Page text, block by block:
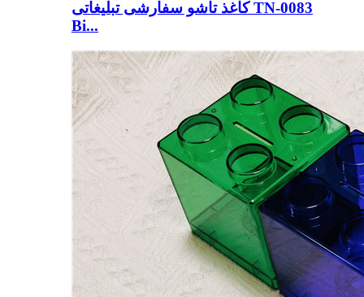
کاغذ تاشو سفارشی تبلیغاتی TN-0083
Bi...